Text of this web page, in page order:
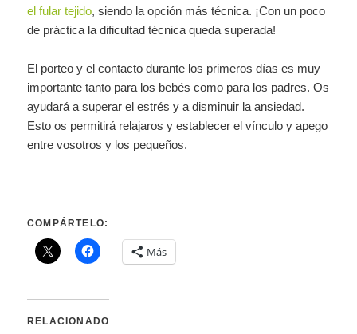
el fular tejido, siendo la opción más técnica. ¡Con un poco
de práctica la dificultad técnica queda superada!
El porteo y el contacto durante los primeros días es muy
importante tanto para los bebés como para los padres. Os
ayudará a superar el estrés y a disminuir la ansiedad.
Esto os permitirá relajaros y establecer el vínculo y apego
entre vosotros y los pequeños.
COMPÁRTELO:
Más
RELACIONADO